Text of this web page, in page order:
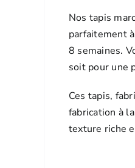
Nos tapis
parfaitement
8 semaines.
soit pour une
Ces tapis,
fabrication à
texture riche